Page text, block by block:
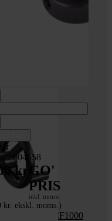
8004658
kr GO'
PRIS
inkl. moms
kr. ekskl. moms.)
nr. 40 til MCF1000